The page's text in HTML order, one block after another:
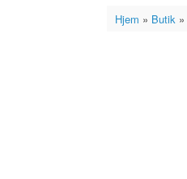
Hjem » Butik»